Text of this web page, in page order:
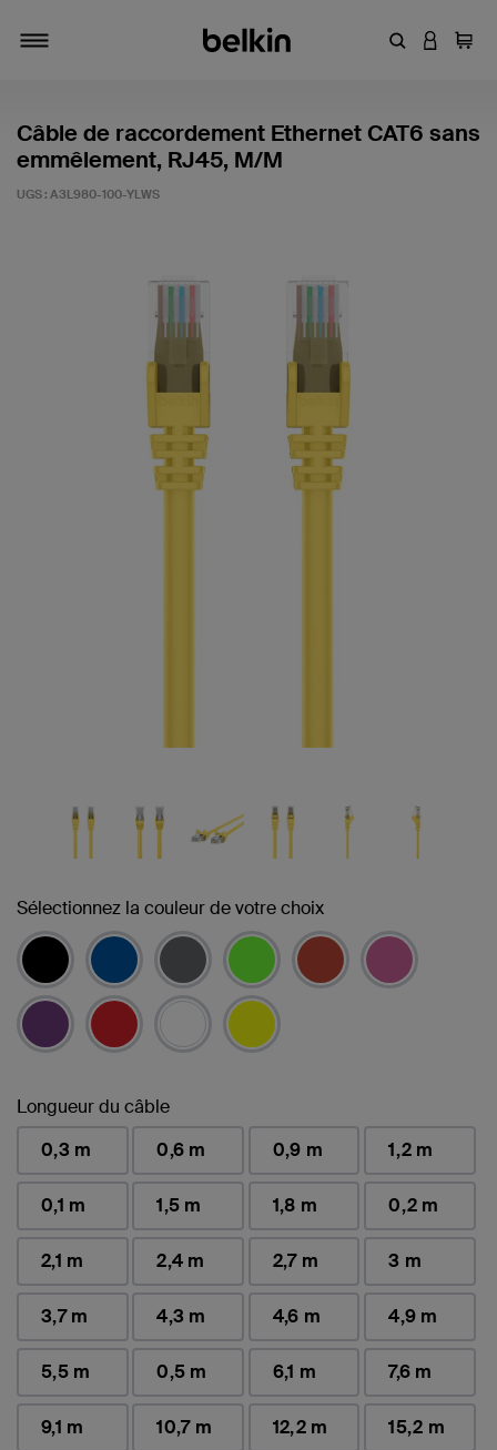
Entrez un
Câble de raccordement Ethernet CAT6 sans
emmêlement, RJ45, M/M
UGS : A3L980-100-YLWS
Sélectionnez la couleur de votre choix
Longueur du câble
0,3 m
0,6 m 0,9 m 1,2 m
0,1 m 1,5 m 1,8 m 0,2 m
2,1 m 2,4 m 2,7 m 3 m
3,7 m 4,3 m 4,6 m 4,9 m
5,5 m 0,5 m 6,1 m 7,6 m
9,1 m 10,7 m 12,2 m 15,2 m